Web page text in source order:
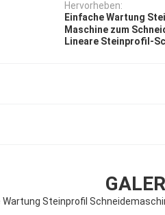
Hervorheben:
Einfache Wartung
Maschine zum
Lineare Steinprofil-
Wartung Steinprofil